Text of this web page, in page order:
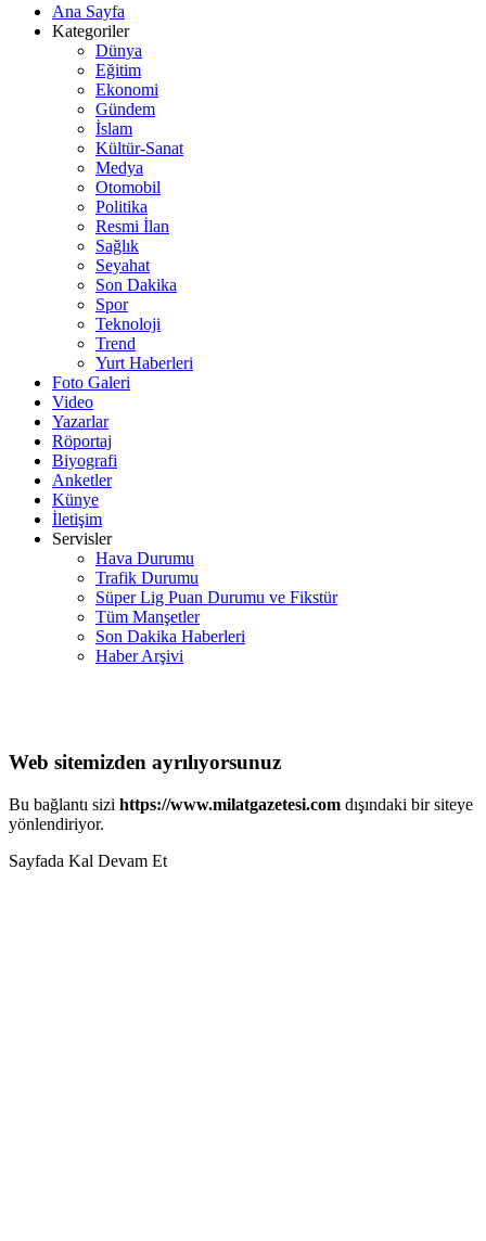
Ana Sayfa
Kategoriler
Dünya
Eğitim
Ekonomi
Gündem
İslam
Kültür-Sanat
Medya
Otomobil
Politika
Resmi İlan
Sağlık
Seyahat
Son Dakika
Spor
Teknoloji
Trend
Yurt Haberleri
Foto Galeri
Video
Yazarlar
Röportaj
Biyografi
Anketler
Künye
İletişim
Servisler
Hava Durumu
Trafik Durumu
Süper Lig Puan Durumu ve Fikstür
Tüm Manşetler
Son Dakika Haberleri
Haber Arşivi
Web sitemizden ayrılıyorsunuz
Bu bağlantı sizi https://www.milatgazetesi.com dışındaki bir siteye
yönlendiriyor.
Sayfada Kal Devam Et